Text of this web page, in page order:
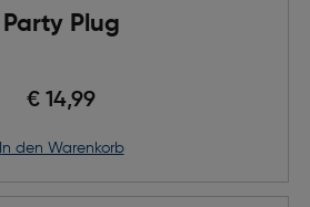
Party Plug
€ 14,99
in den Warenkorb